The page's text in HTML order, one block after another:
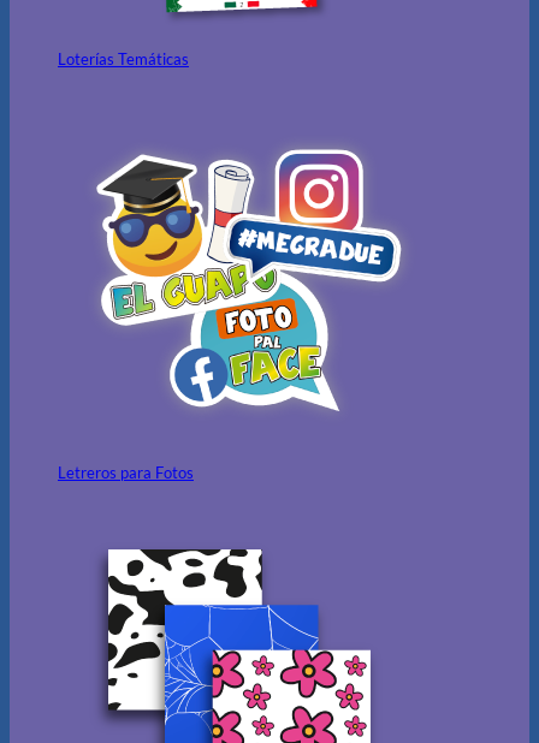
Loterías Temáticas
Letreros para Fotos